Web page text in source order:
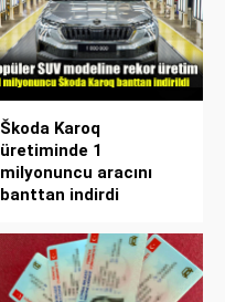
Škoda Karoq
üretiminde 1
milyonuncu aracını
banttan indirdi